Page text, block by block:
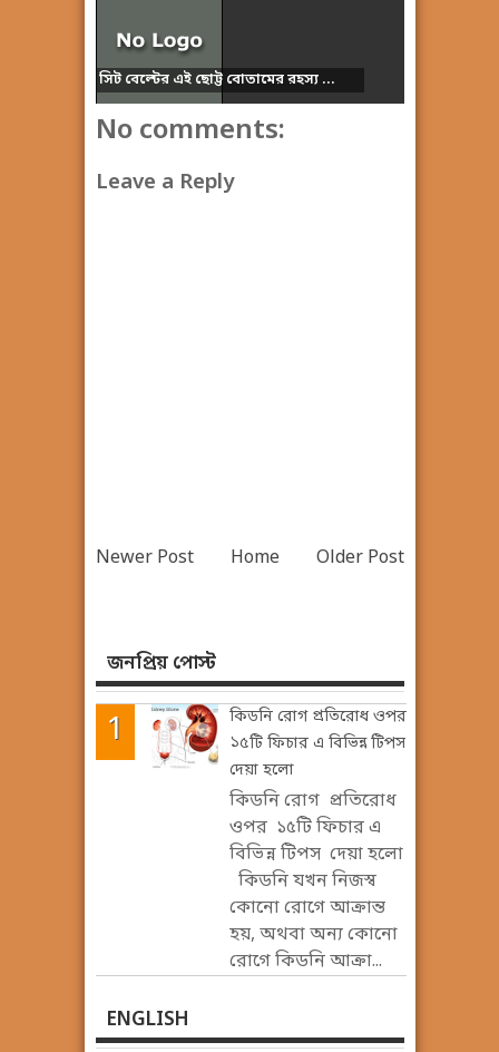
সিট বেল্টের এই ছোট্ট বোতামের রহস্য ...
No comments:
Leave a Reply
Newer Post Older Post
Home
জনপ্রিয় পোস্ট
কিডনি রোগ প্রতিরোধ ওপর
১৫টি ফিচার এ বিভিন্ন টিপস
দেয়া হলো
কিডনি রোগ প্রতিরোধ
ওপর ১৫টি ফিচার এ
বিভিন্ন টিপস দেয়া হলো
কিডনি যখন নিজস্ব
কোনো রোগে আক্রান্ত
হয়, অথবা অন্য কোনো
রোগে কিডনি আক্রা...
ENGLISH